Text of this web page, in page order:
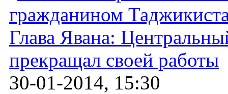
Глава Явана:
прекращал своей работы
30-01-2014, 15:30